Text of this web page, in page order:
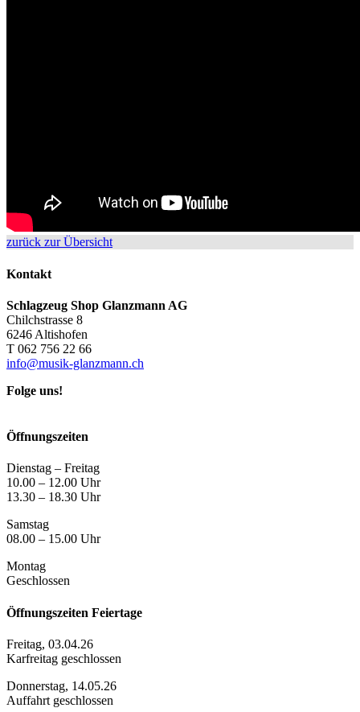
zurück zur Übersicht
Kontakt
Schlagzeug Shop Glanzmann AG
Chilchstrasse 8
6246 Altishofen
T 062 756 22 66
info@musik-glanzmann.ch
Folge uns!
Öffnungszeiten
Dienstag – Freitag
10.00 – 12.00 Uhr
13.30 – 18.30 Uhr
Samstag
08.00 – 15.00 Uhr
Montag
Geschlossen
Öffnungszeiten Feiertage
Freitag, 03.04.26
Karfreitag geschlossen
Donnerstag, 14.05.26
Auffahrt geschlossen